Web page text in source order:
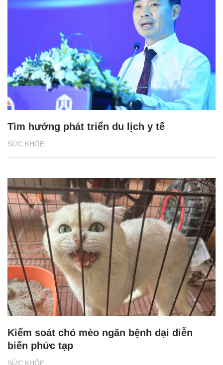
SỨC KHỎE
Tìm hướng phát triển du lịch y tế
SỨC KHỎE
Kiểm soát chó mèo ngăn bệnh dại diễn
biến phức tạp